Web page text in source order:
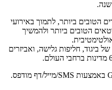
הטובים ביותר, לתמוך באירועי
הטובים ביותר ולהמשיך
ביגוד, חליפות גלישה, ואביזרים
למימוש יש להציג את קוד ה-Gift Card באמצעות SMS/מייל/דף מודפס.